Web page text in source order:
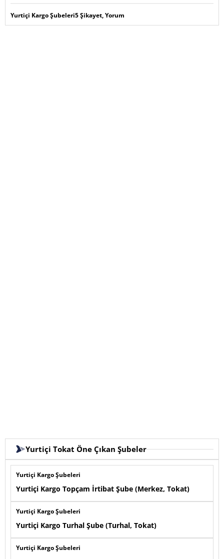
Yurtiçi Kargo Şubeleri5 Şikayet, Yorum
Yurtiçi Tokat Öne Çıkan Şubeler
Yurtiçi Kargo Şubeleri
Yurtiçi Kargo Topçam İrtibat Şube (Merkez, Tokat)
Yurtiçi Kargo Şubeleri
Yurtiçi Kargo Turhal Şube (Turhal, Tokat)
Yurtiçi Kargo Şubeleri